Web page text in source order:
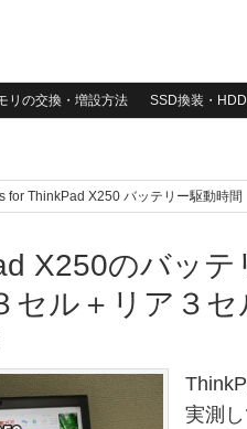
リの交換・増設方法 SSD換装・
for ThinkPad X250 バッテリー駆動時間
X250のバッテ
セル＋リア３セ
実測